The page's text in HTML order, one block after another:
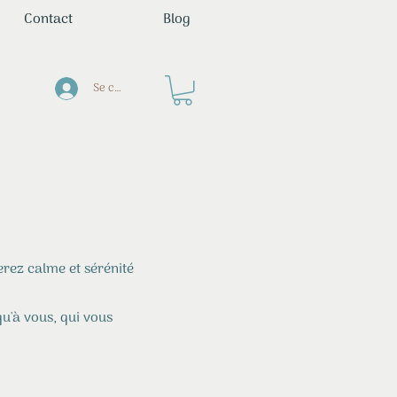
Contact Blog
Se connecter
calme et sérénité
vous, qui vous